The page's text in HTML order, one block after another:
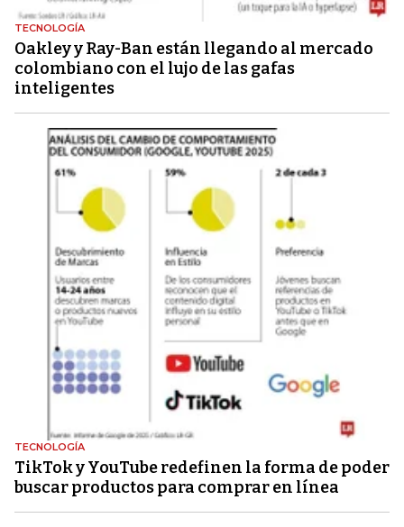
TECNOLOGÍA
Oakley y Ray-Ban están llegando al mercado
colombiano con el lujo de las gafas
inteligentes
TECNOLOGÍA
TikTok y YouTube redefinen la forma de poder
buscar productos para comprar en línea